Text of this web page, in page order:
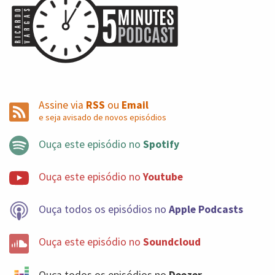
perceber que uma das maiores dificuldades que você
tem gerenciando um projeto, liderando um time, ou
como Scrum Master, como Product Owner, é conseguir
atenção e conseguir atenção da equipe para poder
seu fornecedor para te entregar o produto e conseguir
determinado resultado. Você está 24 horas por dia
prioridades que a sua organização tem.
Ou seja, quantas vezes você não consegue andar no
projeto, não consegue entregar as entregas ali do seu
sprint, as entregas da fase do seu projeto,
Assine via RSS ou Email
e seja avisado de novos episódios
Ouça este episódio no Spotify
Ouça este episódio noYoutube
Ouça todos os episódios no Apple Podcasts
Ouça este episódio no Soundcloud